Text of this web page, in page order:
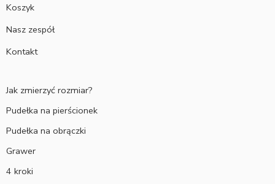
Koszyk
Nasz zespół
Kontakt
Jak zmierzyć rozmiar?
Pudełka na pierścionek
Pudełka na obrączki
Grawer
4 kroki